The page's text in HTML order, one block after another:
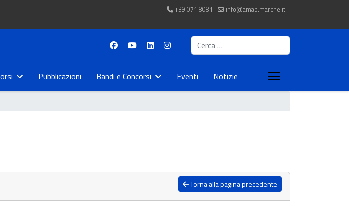
+39 071 8081 info@amap.marche.it
Cerca
Pubblicazioni Bandi e Concorsi Eventi Notizie
Torna alla pagina precedente